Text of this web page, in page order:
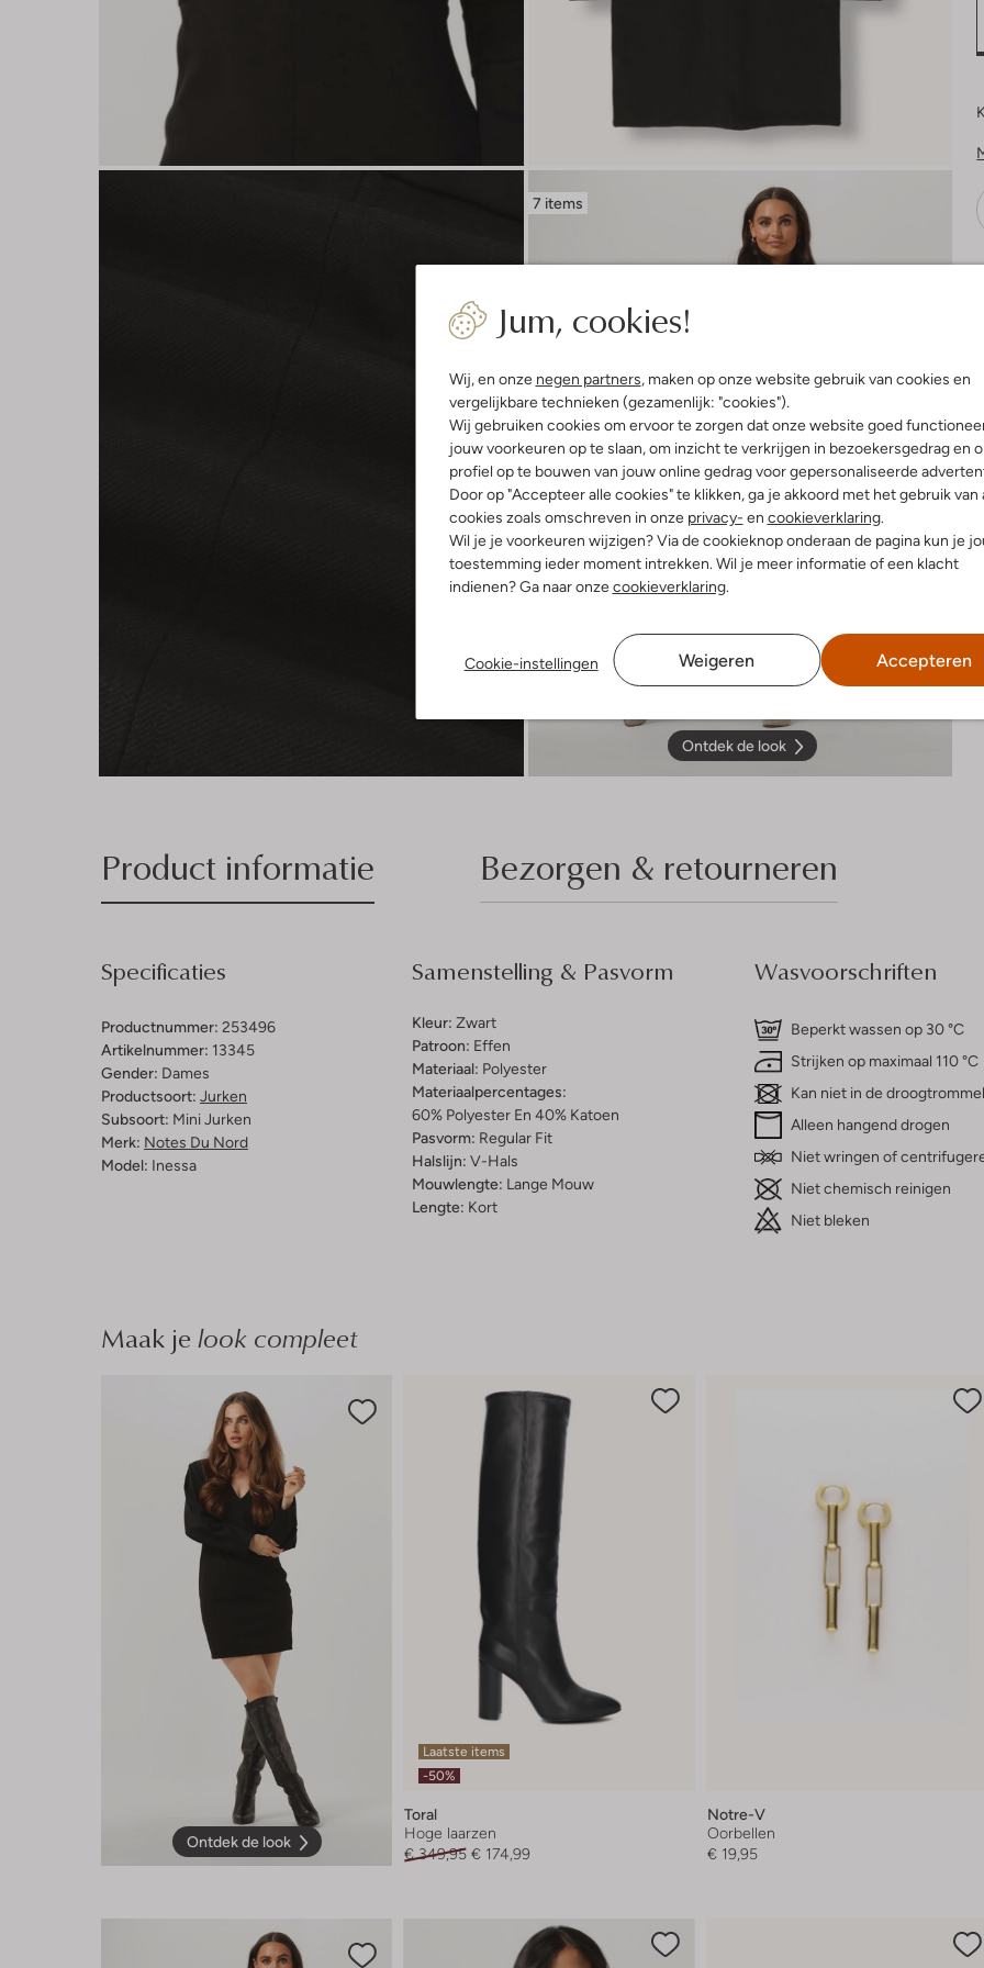
Jum, cookies!
Wij, en onze negen partners, maken op onze website gebruik van cookies en
vergelijkbare technieken (gezamenlijk: "cookies").
Wij gebruiken cookies om ervoor te zorgen dat onze website goed
jouw voorkeuren op te slaan, om inzicht te verkrijgen in bezoekersgedrag en
profiel op te bouwen van jouw online gedrag voor gepersonaliseerde
Door op "Accepteer alle cookies" te klikken, ga je akkoord met het gebruik van
cookies zoals omschreven in onze privacy- en cookieverklaring.
Wil je je voorkeuren wijzigen? Via de cookieknop onderaan de pagina kun je
toestemming ieder moment intrekken. Wil je meer informatie of een klacht
indienen? Ga naar onzecookieverklaring.
Cookie-instellingen Weigeren Accepteren
7 items
Ontdek de look
Product informatie Bezorgen & retourneren
Specificaties
Productnummer: 253496
Artikelnummer: 13345
Gender: Dames
Productsoort: Jurken
Subsoort: Mini Jurken
Merk: Notes Du Nord
Model: Inessa
Samenstelling & Pasvorm
Kleur: Zwart
Patroon: Effen
Materiaal: Polyester
Materiaalpercentages:
60% Polyester En 40% Katoen
Pasvorm: Regular Fit
Halslijn: V-Hals
Mouwlengte: Lange Mouw
Lengte: Kort
Wasvoorschriften
Beperkt wassen op 30 °C
Strijken op maximaal 110 °C
Kan niet in de droogtrommel
Alleen hangend drogen
Niet wringen of
Niet chemisch reinigen
Niet bleken
Maak je look compleet
Ontdek de look
Laatste items
-50%
Toral
Hoge laarzen
€ 349,95 € 174,99
Notre-V
Oorbellen
€ 19,95